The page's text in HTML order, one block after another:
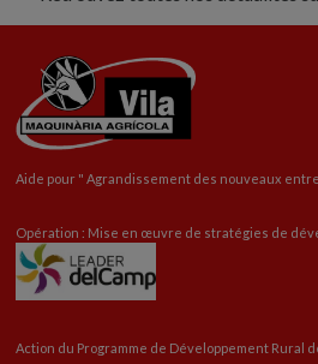
Aide pour " Agrandissement des nouveaux
Opération : Mise en œuvre de stratégies de
Action du Programme de Développement Rural